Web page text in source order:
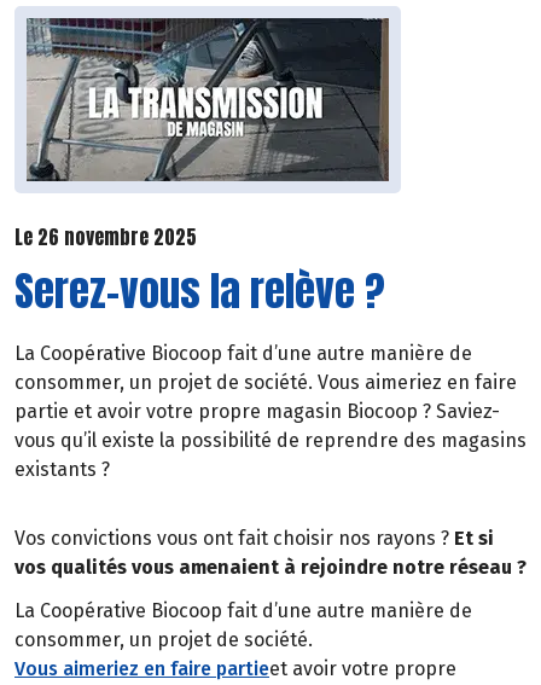
Le 26 novembre 2025
Serez-vous la relève ?
La Coopérative Biocoop fait d’une autre manière de
consommer, un projet de société. Vous aimeriez en faire
partie et avoir votre propre magasin Biocoop ? Saviez-
vous qu’il existe la possibilité de reprendre des magasins
existants ?
Vos convictions vous ont fait choisir nos rayons ? Et si
vos qualités vous amenaient à rejoindre notre réseau ?
La Coopérative Biocoop fait d’une autre manière de
consommer, un projet de société.
Vous aimeriez en faire partieet avoir votre propre